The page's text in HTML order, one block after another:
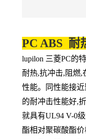
PC ABS 耐
lupilon 三菱PC的
耐热,抗冲击,阻燃
性能。同性能接
的耐冲击性能好,
就具有UL94 V-0
酯相对聚碳酸酯